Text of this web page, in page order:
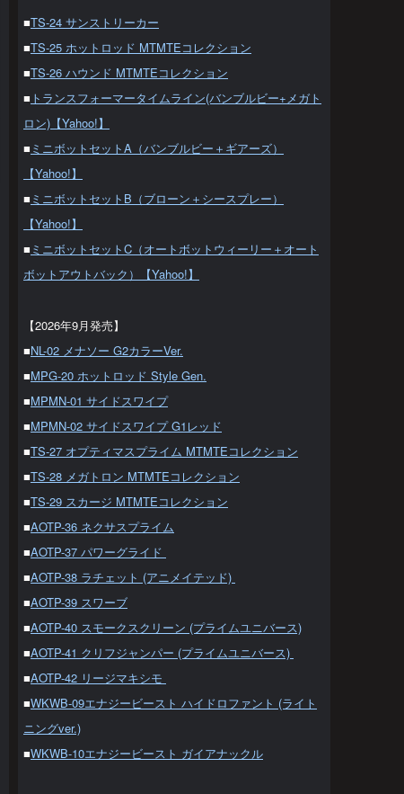
■TS-24 サンストリーカー
■TS-25 ホットロッド MTMTEコレクション
■TS-26 ハウンド MTMTEコレクション
■ トランスフォーマータイムライン(バンブルビー+メガト
ロン)【Yahoo!】
■ ミニボットセットA（バンブルビー＋ギアーズ）
【Yahoo!】
■ ミニボットセットB（ブローン＋シースプレー）
【Yahoo!】
■ ミニボットセットC（オートボットウィーリー＋オート
ボットアウトバック）【Yahoo!】
【2026年9月発売】
■NL-02 メナソー G2カラーVer.
■MPG-20 ホットロッド Style Gen.
■MPMN-01 サイドスワイプ
■MPMN-02 サイドスワイプ G1レッド
■TS-27 オプティマスプライム MTMTEコレクション
■TS-28 メガトロン MTMTEコレクション
■TS-29 スカージ MTMTEコレクション
■AOTP-36 ネクサスプライム
■AOTP-37 パワーグライド
■AOTP-38 ラチェット (アニメイテッド)
■AOTP-39 スワーブ
■AOTP-40 スモークスクリーン (プライムユニバース)
■AOTP-41 クリフジャンパー (プライムユニバース)
■AOTP-42 リージマキシモ
■WKWB-09エナジービースト ハイドロファント (ライト
ニングver.)
■WKWB-10エナジービースト ガイアナックル